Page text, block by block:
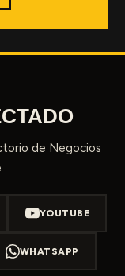
de Negocios
YOUTUBE
WHATSAPP